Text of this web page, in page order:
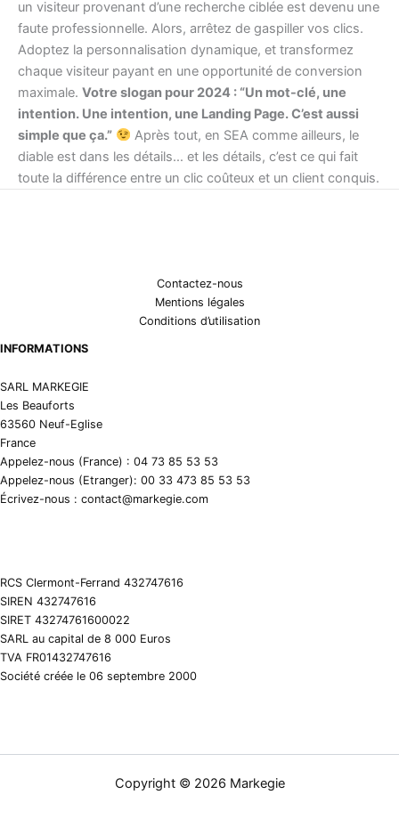
un visiteur provenant d’une recherche ciblée est devenu une
faute professionnelle. Alors, arrêtez de gaspiller vos clics.
Adoptez la personnalisation dynamique, et transformez
chaque visiteur payant en une opportunité de conversion
maximale. Votre slogan pour 2024 : “Un mot-clé, une
intention. Une intention, une Landing Page. C’est aussi
simple que ça.”
Après tout, en SEA comme ailleurs, le
diable est dans les détails… et les détails, c’est ce qui fait
toute la différence entre un clic coûteux et un client conquis.
Contactez-nous
Mentions légales
Conditions d’utilisation
INFORMATIONS
SARL MARKEGIE
Les Beauforts
63560 Neuf-Eglise
France
Appelez-nous (France) : 04 73 85 53 53
Appelez-nous (Etranger): 00 33 473 85 53 53
Écrivez-nous : contact@markegie.com
RCS Clermont-Ferrand 432747616
SIREN 432747616
SIRET 43274761600022
SARL au capital de 8 000 Euros
TVA FR01432747616
Société créée le 06 septembre 2000
Copyright © 2026 Markegie